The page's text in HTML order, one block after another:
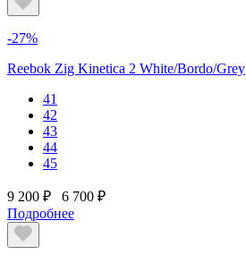
-27%
Reebok Zig Kinetica 2 White/Bordo/Grey
41
42
43
44
45
9 200 ₽
6 700 ₽
Подробнее